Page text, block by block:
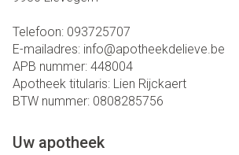
Telefoon: 093725707
E-mailadres: info@apotheekdelieve.be
APB nummer: 448004
Apotheek titularis: Lien Rijckaert
BTW nummer: 0808285756
Uw apotheek